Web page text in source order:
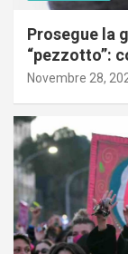
Prosegue la
“pezzotto”:
Novembre 28,